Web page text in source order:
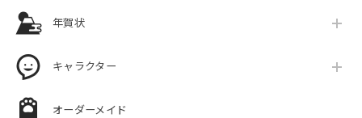
年賀状
キャラクター
オーダーメイド